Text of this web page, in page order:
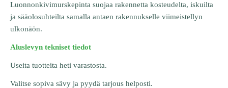
Luonnonkivimurskepinta suojaa rakennetta kosteudelta, iskuilta
ja sääolosuhteilta samalla antaen rakennukselle viimeistellyn
ulkonäön.
Aluslevyn tekniset tiedot
Useita tuotteita heti varastosta.
Valitse sopiva sävy ja pyydä tarjous helposti.